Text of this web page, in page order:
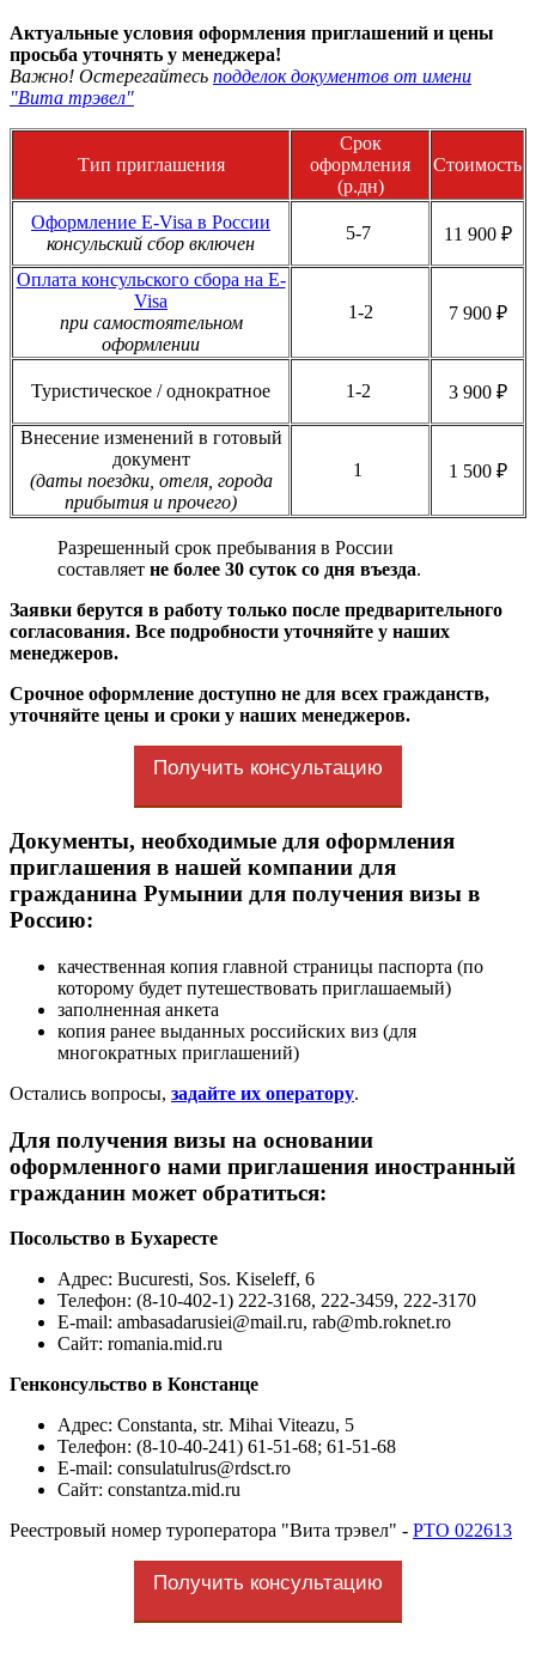
Актуальные условия оформления приглашений и цены
просьба уточнять у менеджера!
Важно! Остерегайтесь подделок документов от имени
"Вита трэвел"
Тип приглашения
Срок
оформления
(р.дн)
Стоимость
Оформление E-Visa в России
консульский сбор включен
5-7 11 900 ₽
Оплата консульского сбора на E-
Visa
при самостоятельном
оформлении
1-2 7 900 ₽
Туристическое / однократное 1-2 3 900 ₽
Внесение изменений в готовый
документ
(даты поездки, отеля, города
прибытия и прочего)
1 1 500 ₽
Разрешенный срок пребывания в России
составляет не более 30 суток со дня въезда.
Заявки берутся в работу только после предварительного
согласования. Все подробности уточняйте у наших
менеджеров.
Срочное оформление доступно не для всех гражданств,
уточняйте цены и сроки у наших менеджеров.
Получить консультацию
Документы, необходимые для оформления
приглашения в нашей компании для
гражданина Румынии для получения визы в
Россию:
качественная копия главной страницы паспорта (по
которому будет путешествовать приглашаемый)
заполненная анкета
копия ранее выданных российских виз (для
многократных приглашений)
Остались вопросы, задайте их оператору.
Для получения визы на основании
оформленного нами приглашения иностранный
гражданин может обратиться:
Посольство в Бухаресте
Адрес: Bucuresti, Sos. Kiseleff, 6
Телефон: (8-10-402-1) 222-3168, 222-3459, 222-3170
E-mail: ambasadarusiei@mail.ru, rab@mb.roknet.ro
Сайт: romania.mid.ru
Генконсульство в Констанце
Адрес: Constanta, str. Mihai Viteazu, 5
Телефон: (8-10-40-241) 61-51-68; 61-51-68
E-mail: consulatulrus@rdsct.ro
Сайт: constantza.mid.ru
Реестровый номер туроператора "Вита трэвел" - РТО 022613
Получить консультацию